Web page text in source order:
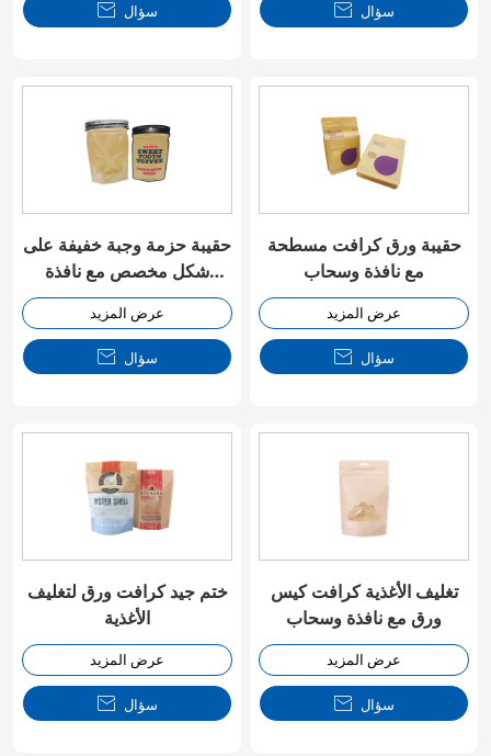
 سؤال  سؤال
حقيبة حزمة وجبة خفيفة على
شكل مخصص مع نافذة
وسحاب
عرض المزيد
 سؤال
حقيبة ورق كرافت مسطحة
مع نافذة وسحاب
عرض المزيد
 سؤال
ختم جيد كرافت ورق لتغليف
الأغذية
عرض المزيد
 سؤال
تغليف الأغذية كرافت كيس
ورق مع نافذة وسحاب
عرض المزيد
 سؤال